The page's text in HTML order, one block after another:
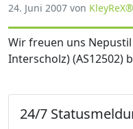
24. Juni 2007 von
Wir freuen uns
Interscholz) (AS12502)
24/7